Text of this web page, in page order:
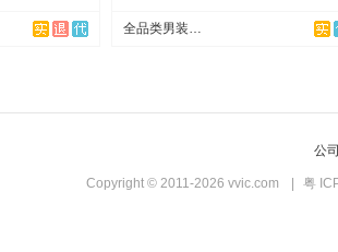
全品类男装供应链
公
Copyright © 2011-2026 vvic.com 粤